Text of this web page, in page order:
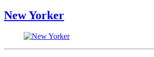
New Yorker